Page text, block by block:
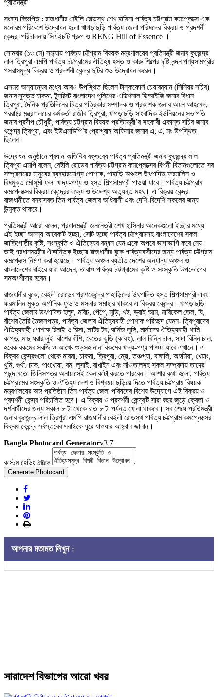
সংবাদ বিজ্ঞপ্তি : রাজধানীর বেইলি রোডস্থ শেখ হাসিনা পার্বত্য চট্টগ্রাম কমপ্লেক্সে এক
মনোরম পরিবেশে উদ্বোধন হলো খাগড়াছড়ি পার্বত্য জেলা পরিষদের বিক্রয় ও প্রদশর্নী
কেন্দ্র, পরিচালনায় সিএইচটি গ্রুপ ও RENG Hill of Essence ।
সোমবার (১৩ মে) সন্ধ্যায় পার্বত্য চট্টগ্রাম বিষয়ক মন্ত্রণালয়ের প্রতিমন্ত্রী জনাব কুজেন্দ্র
লাল ত্রিপুরা এমপি পার্বত্য চট্টগ্রামের ঐতিহ্য হস্ত ও কারু শিল্পের দৃষ্টি নন্দন পণ্যসামগ্রীর
পসরাসমৃদ্ধ বিক্রয় ও প্রদর্শনী কেন্দ্র দুটির শুভ উদ্বোধন করেন।
এসময় অন্যান্যের মধ্যে আরও উপস্থিত ছিলেন টাস্কফোর্স চেয়ারম্যান (সিনিয়র সচিব)
জনাব সুদত্ত চাকমা, ট্যুরিস্ট বাংলাদেশ পুলিশের এডিশনাল ডিআইজি জনাব বিধান
ত্রিপুরা, দৈনিক প্রতিদিনের চিত্র পত্রিকার সম্পাদক ও প্রকাশক জনাব অয়ন আহমেদ,
পররাষ্ট্র মন্ত্রণালয়ের কর্মকর্তা রাজীব ত্রিপুরা, খাগড়াছড়ি সাংবাদিক ইউনিয়নের সভাপতি
জনাব প্রদীপ চৌধুরী, পার্বত্য চট্টগ্রাম বিষয়ক প্রতিমন্ত্রী’র সহকারী একান্ত সচিব জনাব
খগেন্দ্র ত্রিপুরা, এবং ইউএনডিপি’র প্রোগ্রাম অফিসার জনাব এ, এ, মং উপস্থিত
ছিলেন।
উদ্বোধন অনুষ্ঠানে প্রধান অতিথির বক্তব্যে পার্বত্য প্রতিমন্ত্রী জনাব কুজেন্দ্র লাল
ত্রিপুরা এমপি বলেন, বেইলি রোডের পার্বত্য চট্টগ্রাম কমপ্লেক্সের বিপনী বিতানগুলোতে সব
সম্প্রদায়ের মানুষের ব্যবহারযোগ্য পোশাক, পাহাড়ি অঞ্চলে উৎপাদিত ফরমালিন ও
বিষমুক্ত মৌসুমী ফল, খাদ্য-পণ্য ও হস্ত শিল্পসামগ্রী পাওয়া যাবে। পার্বত্য চট্টগ্রাম
কমপ্লেক্সের বিক্রয় কেন্দ্রের লক্ষ্য ও উদ্দেশ্য অত্যন্ত মহৎ। এ বিক্রয় কেন্দ্র
রাজধানীতে বসবাসরত তিন পার্বত্য জেলার অধিবাসী এবং দেশি-বিদেশি সকলের জন্য
উন্মুক্ত থাকবে।
প্রতিমন্ত্রী আরো বলেন, প্রধানমন্ত্রী জননেত্রী শেখ হাসিনার অনেকগুলো ইচ্ছার মধ্যে
এই ইচ্ছা অনন্য আরেকটি ইচ্ছা, সেটি হচ্ছে পার্বত্য চট্টগ্রামসহ বাংলাদেশের সকল
জাতিগোষ্ঠীর কৃষ্টি, সংস্কৃতি ও ঐতিহ্যের বন্ধন যেন একে অপরে ভাগাভাগি করে নেয়।
তাই প্রধানমন্ত্রীর ঐকান্তিক ইচ্ছায় রাজধানীর বুকে পার্বত্যবাসীদের জন্য পার্বত্য চট্টগ্রাম
কমপ্লেক্স নির্মাণ করা হয়েছে। পার্বত্য অঞ্চল ব্যতীত দেশের অন্যান্য অঞ্চল ও
বাংলাদেশের বাইরে যারা আছেন, তারাও পার্বত্য চট্টগ্রামের কৃষ্টি ও সংস্কৃতি উপভোগের
সমঅংশীদার হবেন।
রাজধানীর বুকে, বেইলী রোডের প্রাণকেন্দ্রে পাহাড়িদের উৎপাদিত হস্ত শিল্পসামগ্রী এবং
ফরমালিন মুক্ত অর্গানিক ফুড ও মসলার সমাহার থাকবে এ বিক্রয় কেন্দ্রে। খাগড়াছড়ি
পার্বত্য জেলার উৎপাদিত হলুদ, মরিচ, পেঁপে, মুড়ি, খই, ড্রাই আম, নারিকেল তেল, ঘি,
বাঁশের তৈরি তৈজসপত্র, পার্বত্য জেলার ঐতিহ্যবাহী পোশাক পরিচ্ছদ যেমন- ত্রিপুরাদের
ঐতিহ্যবাহী পোশাক রিনাই ও রিসা, মাটির টব, বার্মিজ লুঙ্গি, মার্মাদের ঐতিহ্যবাহী থামি
কাপড়, মাছ ধরার লুই, বাঁশের বাঁশি, বেতের ঝুড়ি (কাবাং), লাল বিন্নি চাল, সাদা বিন্নি চাল,
হরেক রকমের সবজি ও আখের গুড়সহ নানা রকমের খাদ্য-পণ্য পাওয়া যাবে এখানে। এ
বিক্রয় কেন্দ্রগুলো থেকে মারমা, চাকমা, ত্রিপুরা, ম্রো, তঞ্চগ্যা, বাঙ্গালি, অহমিয়া, খেয়াং,
খুমি, গুর্খা, চাক, পাংখোয়া, বম, লুসাই, রাখাইন এবং সাঁওতালসহ সকল সম্প্রদায় তাদের
পছন্দ মতো জিনিসপত্র অনায়াসেই কেনাকাটা করতে পারবেন। আশার কথা হলো, পার্বত্য
চট্টগ্রামের সংস্কৃতি ও ঐতিহ্য দেশ ও বিশ্বময় ছড়িয়ে দিতে পার্বত্য চট্টগ্রাম বিষয়ক
মন্ত্রণালয়ের অঙ্গ প্রতিষ্ঠান তিন পার্বত্য জেলা পরিষদের বিশেষ উদ্যোগে এই বিক্রয় ও
প্রদর্শনী কেন্দ্র পরিচালিত হবে। এ বিক্রয় ও প্রদর্শনী কেন্দ্রটি সারা বছর জুড়ে ক্রেতা ও
দর্শনার্থীদের জন্য সকাল ৮ টা থেকে রাত ৮ টা পর্যন্ত খোলা থাকবে। সব শেষে প্রতিমন্ত্রী
জনাব কুজেন্দ্র লাল ত্রিপুরা এমপি রাজধানীর বেইলী রোডস্থ পার্বত্য চট্টগ্রাম কমপ্লেক্সের
বিক্রয় কেন্দ্রে সর্বস্তরের সবাইকে ঘুরে যাওয়ার আহ্বান জানান।
Bangla Photocard Generatorv3.7
কাস্টম হেডিং ঐচ্ছিক
Generate Photocard
আপনার মতামত লিখুন :
সারাদেশ বিভাগের আরো খবর